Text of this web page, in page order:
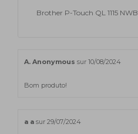
Brother P-Touch QL 1115 NWB
A. Anonymous sur 10/08/2024
Bom produto!
a a sur 29/07/2024